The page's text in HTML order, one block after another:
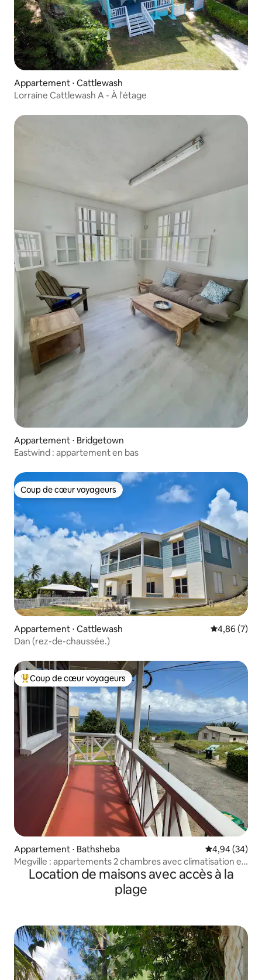
Appartement ⋅ Cattlewash
Lorraine Cattlewash A - À l'étage
Appartement ⋅ Bridgetown
Eastwind : appartement en bas
Coup de cœur voyageurs
Coup de cœur voyageurs
Appartement ⋅ Cattlewash Évaluation
4,86 (7)
Dan (rez-de-chaussée.)
Coups de cœur voyageurs les plus appréciés
Coup de cœur voyageurs
Appartement ⋅ Bathsheba Évaluation
4,94 (34)
Megville : appartements 2 chambres avec climatisation et
2 salles de bain
Location de maisons avec accès à la
plage